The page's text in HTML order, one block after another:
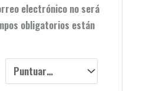
electrónico no será
obligatorios están